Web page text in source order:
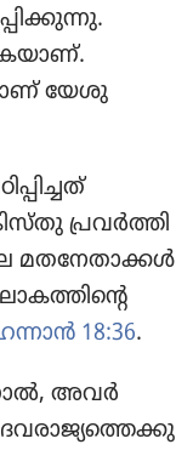
യേശു
പ്രവർത്തി​
മതനേ​താ​ക്കൾ
18:36.
അവർ